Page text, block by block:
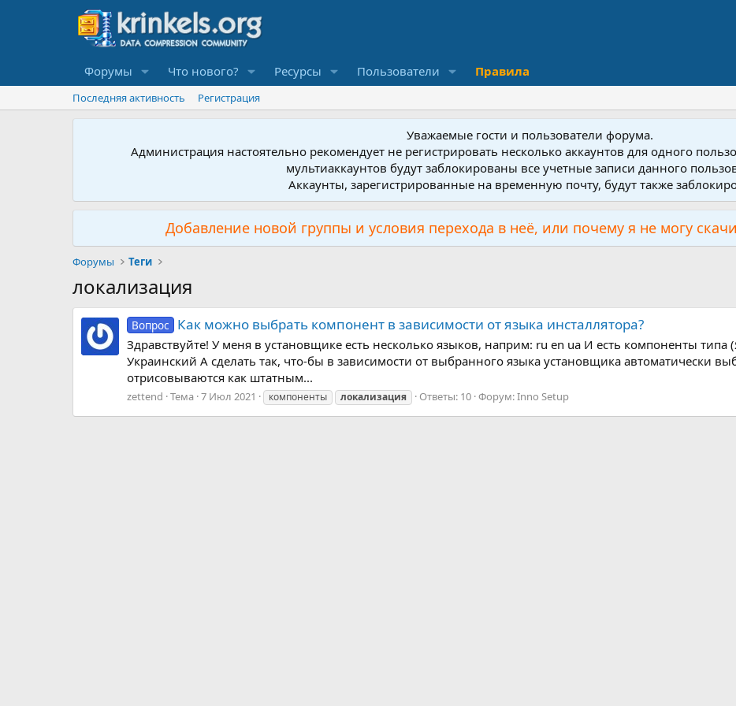
Форумы Что нового? Ресурсы Пользователи Правила
Последняя активность Регистрация
Уважаемые гости и пользователи форума.
Администрация настоятельно рекомендует не регистрировать несколько аккаунтов для одного
мультиаккаунтов будут заблокированы все учетные записи данного
Аккаунты, зарегистрированные на временную почту, будут также
Добавление новой группы и условия перехода в неё, или почему я не могу
Форумы Теги
локализация
Вопрос Как можно выбрать компонент в зависимости от языка инсталлятора?
Здравствуйте! У меня в установщике есть несколько языков, наприм: ru en ua И есть компоненты
Украинский А сделать так, что-бы в зависимости от выбранного языка установщика автоматически
отрисовываются как штатным...
zettend Тема 7 Июл 2021 компоненты локализация Ответы: 10 Форум:Inno Setup